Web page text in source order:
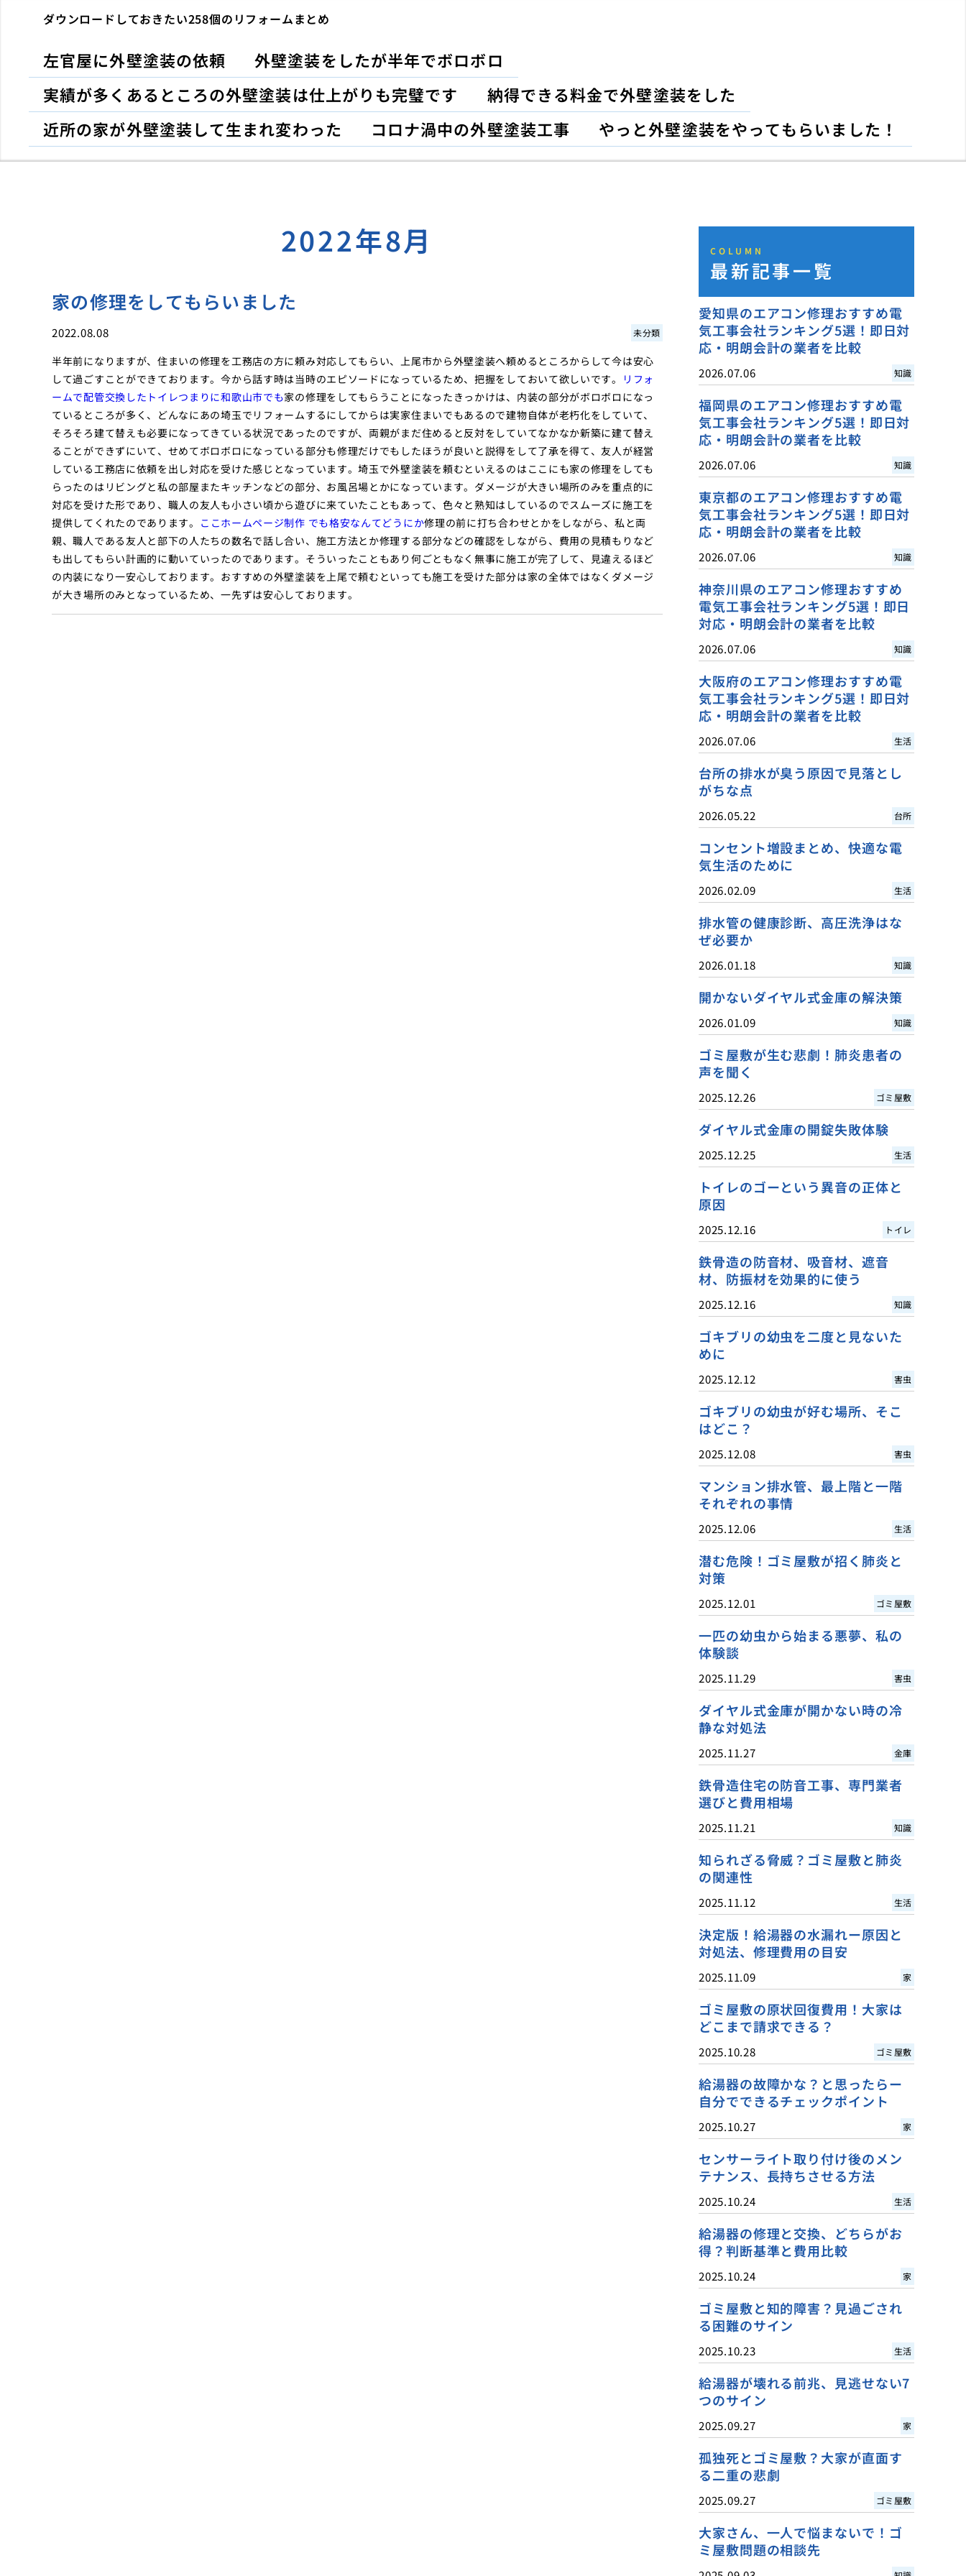
ダウンロードしておきたい258個のリフォームまとめ
左官屋に外壁塗装の依頼
外壁塗装をしたが半年でボロボロ
実績が多くあるところの外壁塗装は仕上がりも完璧です
納得できる料金で外壁塗装をした
近所の家が外壁塗装して生まれ変わった
コロナ渦中の外壁塗装工事 やっと外壁塗装をやってもらいました！
2022年8月
家の修理をしてもらいました
2022.08.08 未分類
半年前になりますが、住まいの修理を工務店の方に頼み対応してもらい、上尾市から外壁塗装へ頼めるところからして今は安心
して過ごすことができております。今から話す時は当時のエピソードになっているため、把握をしておいて欲しいです。
リフォ
ームで配管交換したトイレつまりに和歌山市でも家の修理をしてもらうことになったきっかけは、内装の部分がボロボロになっ
ているところが多く、どんなにあの埼玉でリフォームするにしてからは実家住まいでもあるので建物自体が老朽化をしていて、
そろそろ建て替えも必要になってきている状況であったのですが、両親がまだ住めると反対をしていてなかなか新築に建て替え
ることができずにいて、せめてボロボロになっている部分も修理だけでもしたほうが良いと説得をして了承を得て、友人が経営
している工務店に依頼を出し対応を受けた感じとなっています。埼玉で外壁塗装を頼むといえるのはここにも家の修理をしても
らったのはリビングと私の部屋またキッチンなどの部分、お風呂場とかになっています。ダメージが大きい場所のみを重点的に
対応を受けた形であり、職人の友人も小さい頃から遊びに来ていたこともあって、色々と熟知はしているのでスムーズに施工を
提供してくれたのであります。 ここホームページ制作 でも格安なんてどうにか修理の前に打ち合わせとかをしながら、私と両
親、職人である友人と部下の人たちの数名で話し合い、施工方法とか修理する部分などの確認をしながら、費用の見積もりなど
も出してもらい計画的に動いていったのであります。そういったこともあり何ごともなく無事に施工が完了して、見違えるほど
の内装になり一安心しております。おすすめの外壁塗装を上尾で頼むといっても施工を受けた部分は家の全体ではなくダメージ
が大き場所のみとなっているため、一先ずは安心しております。
COLUMN
最新記事一覧
愛知県のエアコン修理おすすめ電
気工事会社ランキング5選！即日対
応・明朗会計の業者を比較
2026.07.06 知識
福岡県のエアコン修理おすすめ電
気工事会社ランキング5選！即日対
応・明朗会計の業者を比較
2026.07.06 知識
東京都のエアコン修理おすすめ電
気工事会社ランキング5選！即日対
応・明朗会計の業者を比較
2026.07.06 知識
神奈川県のエアコン修理おすすめ
電気工事会社ランキング5選！即日
対応・明朗会計の業者を比較
2026.07.06 知識
大阪府のエアコン修理おすすめ電
気工事会社ランキング5選！即日対
応・明朗会計の業者を比較
2026.07.06 生活
台所の排水が臭う原因で見落とし
がちな点
2026.05.22 台所
コンセント増設まとめ、快適な電
気生活のために
2026.02.09 生活
排水管の健康診断、高圧洗浄はな
ぜ必要か
2026.01.18 知識
開かないダイヤル式金庫の解決策
2026.01.09 知識
ゴミ屋敷が生む悲劇！肺炎患者の
声を聞く
2025.12.26 ゴミ屋敷
ダイヤル式金庫の開錠失敗体験
2025.12.25 生活
トイレのゴーという異音の正体と
原因
2025.12.16 トイレ
鉄骨造の防音材、吸音材、遮音
材、防振材を効果的に使う
2025.12.16 知識
ゴキブリの幼虫を二度と見ないた
めに
2025.12.12 害虫
ゴキブリの幼虫が好む場所、そこ
はどこ？
2025.12.08 害虫
マンション排水管、最上階と一階
それぞれの事情
2025.12.06 生活
潜む危険！ゴミ屋敷が招く肺炎と
対策
2025.12.01 ゴミ屋敷
一匹の幼虫から始まる悪夢、私の
体験談
2025.11.29 害虫
ダイヤル式金庫が開かない時の冷
静な対処法
2025.11.27 金庫
鉄骨造住宅の防音工事、専門業者
選びと費用相場
2025.11.21 知識
知られざる脅威？ゴミ屋敷と肺炎
の関連性
2025.11.12 生活
決定版！給湯器の水漏れー原因と
対処法、修理費用の目安
2025.11.09 家
ゴミ屋敷の原状回復費用！大家は
どこまで請求できる？
2025.10.28 ゴミ屋敷
給湯器の故障かな？と思ったらー
自分でできるチェックポイント
2025.10.27 家
センサーライト取り付け後のメン
テナンス、長持ちさせる方法
2025.10.24 生活
給湯器の修理と交換、どちらがお
得？判断基準と費用比較
2025.10.24 家
ゴミ屋敷と知的障害？見過ごされ
る困難のサイン
2025.10.23 生活
給湯器が壊れる前兆、見逃せない7
つのサイン
2025.09.27 家
孤独死とゴミ屋敷？大家が直面す
る二重の悲劇
2025.09.27 ゴミ屋敷
大家さん、一人で悩まないで！ゴ
ミ屋敷問題の相談先